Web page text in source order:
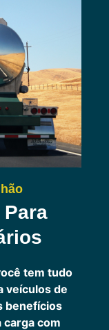
tem tudo
veículos de
benefícios
com